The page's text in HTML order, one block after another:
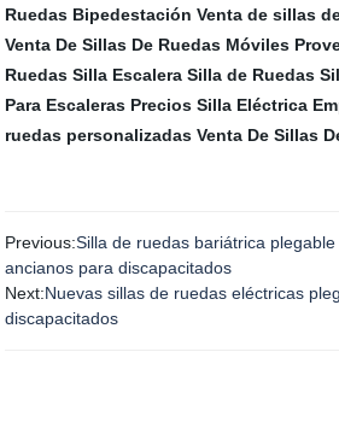
Ruedas Bipedestación Venta de sillas
Venta De Sillas De Ruedas Móviles
Ruedas Silla Escalera Silla de Ruedas
Para Escaleras Precios Silla Eléctrica
ruedas personalizadas Venta De Sillas
Previous:Silla de ruedas bariátrica
ancianos para discapacitados
Next:Nuevas sillas de ruedas eléctricas
discapacitados